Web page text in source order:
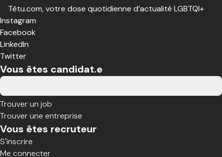
Têtu.com, votre dose quotidienne d’actualité LGBTQI+
Instagram
Facebook
LinkedIn
Twitter
Vous êtes candidat.e
Trouver un job
Trouver une entreprise
Vous êtes recruteur
S'inscrire
Me connecter